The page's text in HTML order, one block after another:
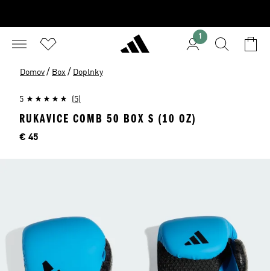
1
Domov / Box / Doplnky
5 (5)
RUKAVICE COMB 50 BOX S (10 OZ)
Cena
€ 45